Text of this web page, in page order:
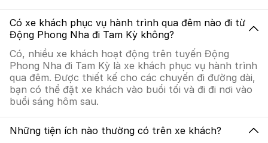
Có xe khách phục vụ hành trình qua đêm nào đi từ
Động Phong Nha đi Tam Kỳ không?
Có, nhiều xe khách hoạt động trên tuyến Động
Phong Nha đi Tam Kỳ là xe khách phục vụ hành trình
qua đêm. Được thiết kế cho các chuyến đi đường dài,
bạn có thể đặt xe khách vào buổi tối và đi đi nơi vào
buổi sáng hôm sau.
Những tiện ích nào thường có trên xe khách?